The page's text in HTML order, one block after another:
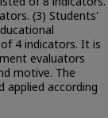
(3) Students'
4 indicators. It is
evaluators
motive. The
applied according